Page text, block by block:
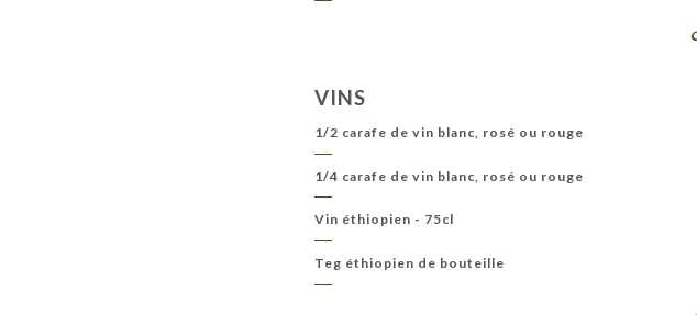
VINS
1/2 carafe de vin blanc, rosé ou rouge
1/4 carafe de vin blanc, rosé ou rouge
Vin éthiopien - 75cl
Teg éthiopien de bouteille